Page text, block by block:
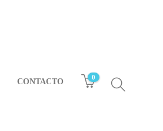
CONTACTO 0